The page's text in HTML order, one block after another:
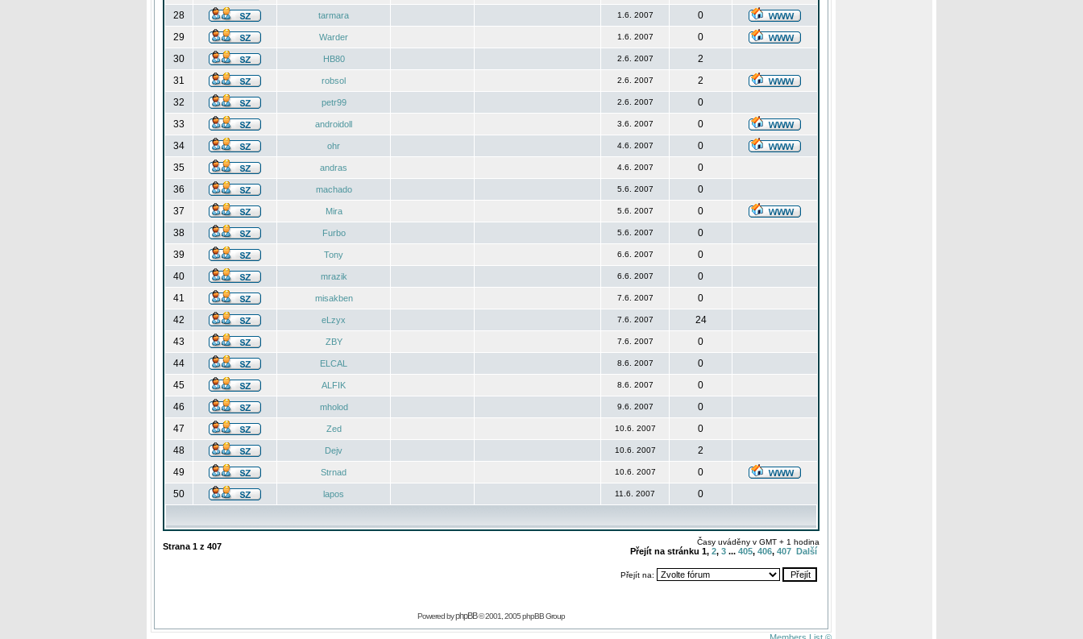
28
tarmara 1.6. 2007
0
29
Warder 1.6. 2007
0
30
HB80 2.6. 2007
2
31
robsol 2.6. 2007
2
32
petr99 2.6. 2007
0
33
androidoll 3.6. 2007
0
34
ohr 4.6. 2007
0
35
andras 4.6. 2007
0
36
machado 5.6. 2007
0
37
Mira 5.6. 2007
0
38
Furbo 5.6. 2007
0
39
Tony 6.6. 2007
0
40
mrazik 6.6. 2007
0
41
misakben 7.6. 2007
0
42
eLzyx 7.6. 2007
24
43
ZBY 7.6. 2007
0
44
ELCAL 8.6. 2007
0
45
ALFIK 8.6. 2007
0
46
mholod 9.6. 2007
0
47
Zed 10.6. 2007
0
48
Dejv 10.6. 2007
2
49
Strnad 10.6. 2007
0
50
lapos 11.6. 2007 0
Strana 1 z 407 Časy uváděny v GMT + 1 hodina
Přejít na stránku 1, 2, 3 ... 405, 406, 407 Další
Přejít na:
Powered byphpBB© 2001, 2005 phpBB Group